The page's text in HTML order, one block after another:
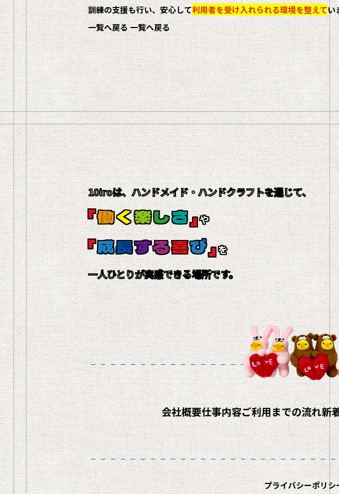
訓練の支援も行い、安心して利用者を受け入れられる環境を整えてい
一覧へ戻る 一覧へ戻る
10iroは、ハンドメイド・ハンドクラフトを通じて、
「働く楽しさ」や
「成長する喜び」を
一人ひとりが実感できる場所です。
会社概要仕事内容ご利用までの流れ新
プライバシーポリシ